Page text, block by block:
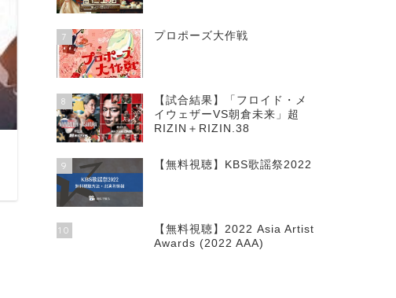
7 プロポーズ大作戦
8
【試合結果】「フロイド・メ
イウェザーVS朝倉未来」超
RIZIN＋RIZIN.38
9 【無料視聴】KBS歌謡祭2022
10
【無料視聴】2022 Asia Artist
Awards (2022 AAA)